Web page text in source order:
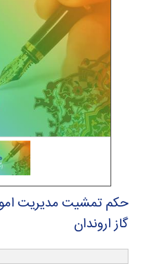
حكم تمشیت مدیریت
گاز اروندان